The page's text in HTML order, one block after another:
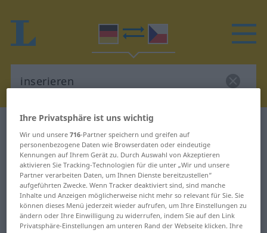
Deutsch-Tschechisch Wörterbuch
Deutsch-Tschechisch Übersetzung
für "inserieren"
"inserieren" Tschechisch
Übersetzung
Ihre Privatsphäre ist uns wichtig
Wir und unsere716-Partner speichern und greifen auf
personenbezogene Daten wie Browserdaten oder eindeutige
Kennungen auf Ihrem Gerät zu. Durch Auswahl von Akzeptieren
aktivieren Sie Tracking-Technologien für die unter „Wir und unsere
Partner verarbeiten Daten, um Ihnen Dienste bereitzustellen“
aufgeführten Zwecke. Wenn Tracker deaktiviert sind, sind manche
Inhalte und Anzeigen möglicherweise nicht mehr so relevant für Sie. Sie
können dieses Menü jederzeit wieder aufrufen, um Ihre Einstellungen zu
ändern oder Ihre Einwilligung zu widerrufen, indem Sie auf den Link
Privatsphäre-Einstellungen am unteren Rand der Webseite klicken. Ihre